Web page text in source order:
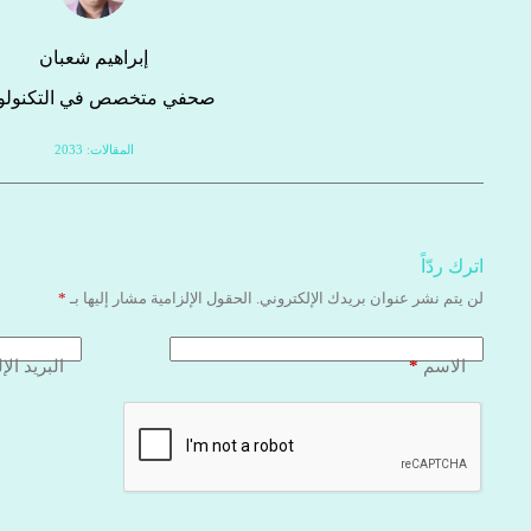
إبراهيم شعبان
صحفي متخصص في
المقالات: 2033
اترك ردّاً
لن يتم نشر عنوان بريدك الإلكتروني. الحقول الإلزامية مشار إليها بـ *
الاسم* البريد